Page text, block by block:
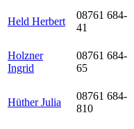
Held Herbert
08761 684-
41
Holzner
Ingrid
08761 684-
65
Hüther Julia
08761 684-
810